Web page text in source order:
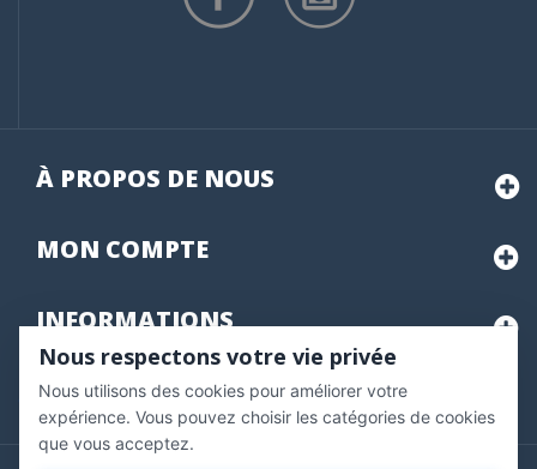
À PROPOS DE NOUS
MON COMPTE
INFORMATIONS
Marchand approuvé par la Société des Avis Garantis,
pour vérifier .
Nous respectons votre vie privée
Nous utilisons des cookies pour améliorer votre
expérience. Vous pouvez choisir les catégories de cookies
que vous acceptez.